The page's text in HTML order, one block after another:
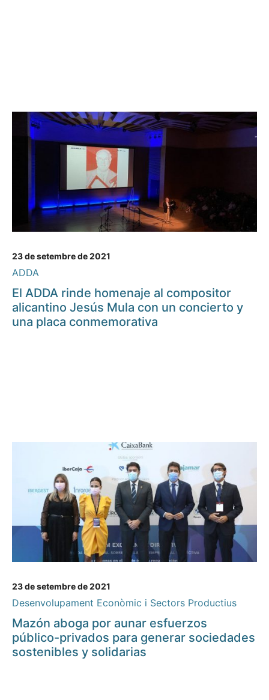
23 de setembre de 2021
ADDA
El ADDA rinde homenaje al compositor
alicantino Jesús Mula con un concierto y
una placa conmemorativa
23 de setembre de 2021
Desenvolupament Econòmic i Sectors Productius
Mazón aboga por aunar esfuerzos
público-privados para generar sociedades
sostenibles y solidarias